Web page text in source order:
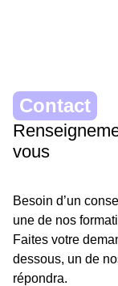
Contact
vous
Besoin d’un
une de nos
Faites votre
dessous, un de
répondra.